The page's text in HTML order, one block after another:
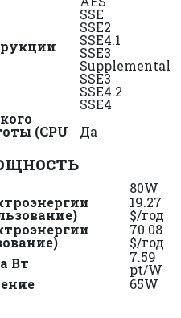
SSE
SSE2
SSE4.1
SSE3
Supplemental
SSE3
SSE4.2
SSE4
(CPU Да
80W
19.27
$/год
70.08
$/год
Вт
7.59
pt/W
65W